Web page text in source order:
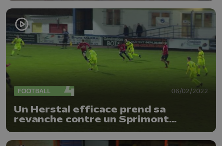
FOOTBALL 06/02/2022
Un Herstal efficace prend sa
revanche contre un Sprimont